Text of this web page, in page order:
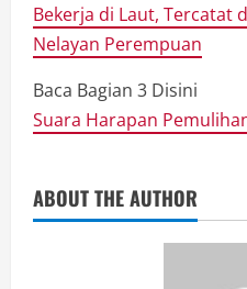
Bekerja di Laut, Tercatat
Nelayan Perempuan
Baca Bagian 3 Disini
Suara Harapan
ABOUT THE AUTHOR